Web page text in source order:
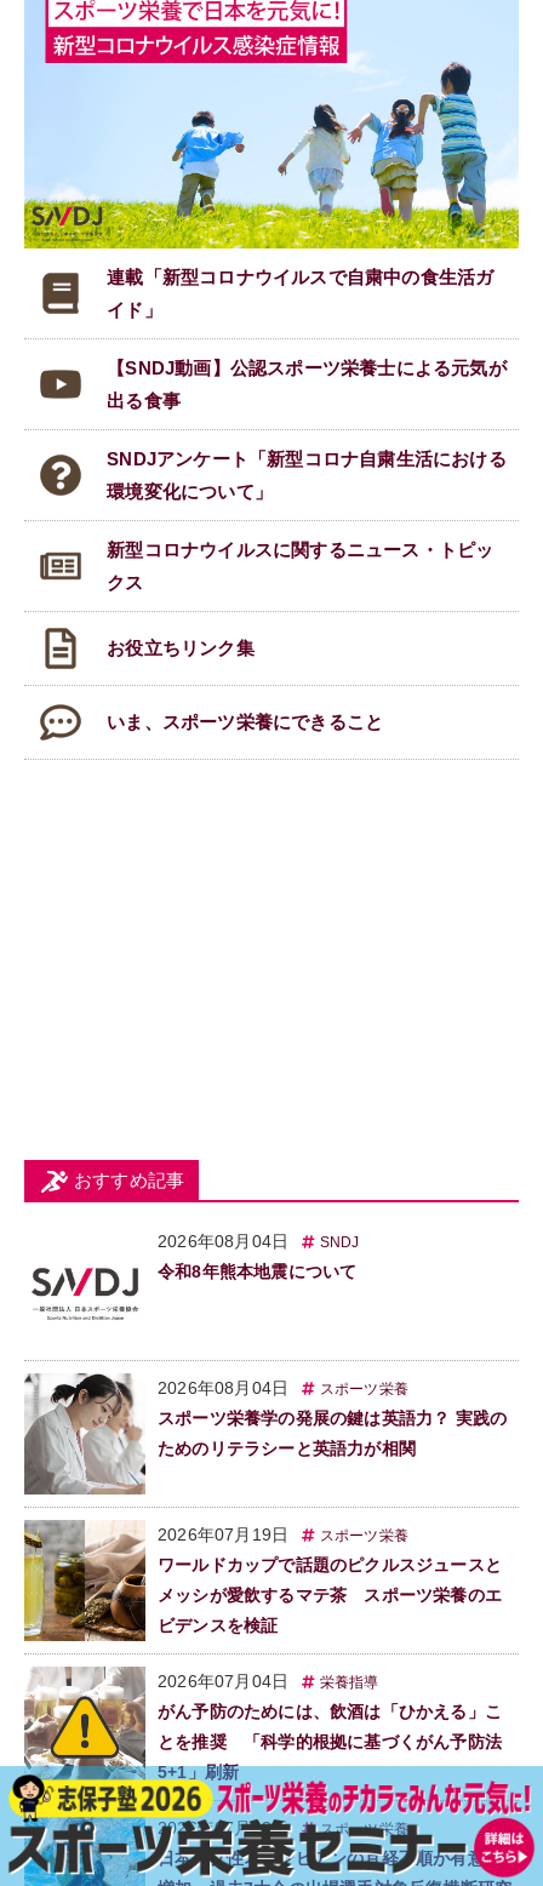
連載「新型コロナウイルスで自粛中の食生活ガ
イド」
【SNDJ動画】公認スポーツ栄養士による元気が
出る食事
SNDJアンケート「新型コロナ自粛生活における
環境変化について」
新型コロナウイルスに関するニュース・トピッ
クス
お役立ちリンク集
いま、スポーツ栄養にできること
おすすめ記事
2026年08月04日 SNDJ
令和8年熊本地震について
2026年08月04日 スポーツ栄養
スポーツ栄養学の発展の鍵は英語力？ 実践の
ためのリテラシーと英語力が相関
2026年07月19日 スポーツ栄養
ワールドカップで話題のピクルスジュースと
メッシが愛飲するマテ茶 スポーツ栄養のエ
ビデンスを検証
2026年07月04日 栄養指導
がん予防のためには、飲酒は「ひかえる」こ
とを推奨 「科学的根拠に基づくがん予防法
5+1」刷新
2026年07月03日 スポーツ栄養
日本人女性オリンピアンの月経不順が有意に